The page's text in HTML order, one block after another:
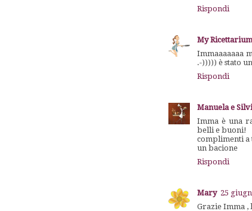
Rispondi
My
Immaaaaaaa
.-))))) è stato
Rispondi
Manuela e
Imma è una
belli e buoni!
complimenti
un bacione
Rispondi
Mary 25
Grazie Imma ,